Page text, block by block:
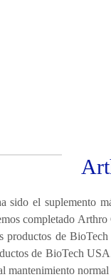
sido el suplemento
completado
de
de BioTech
mantenimiento